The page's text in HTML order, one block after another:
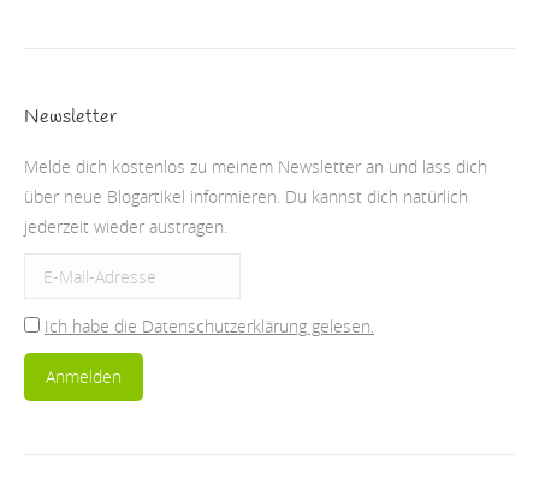
Newsletter
Melde dich kostenlos zu meinem Newsletter an und lass dich
über neue Blogartikel informieren. Du kannst dich natürlich
jederzeit wieder austragen.
Ich habe die Datenschutzerklärung gelesen.